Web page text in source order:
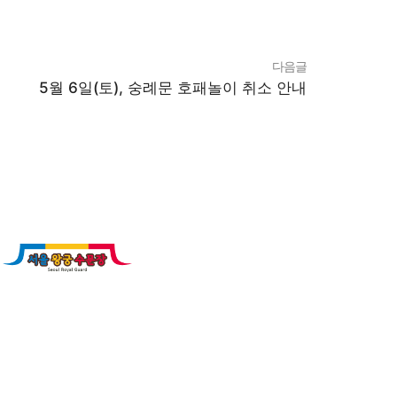
다음글
5월 6일(토), 숭례문 호패놀이 취소 안내